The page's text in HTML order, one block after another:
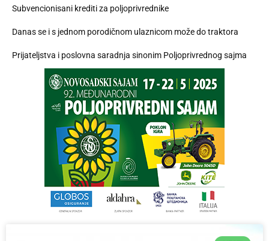
Subvencionisani krediti za poljoprivrednike
Danas se i s jednom porodičnom ulaznicom može do traktora
Prijateljstva i poslovna saradnja sinonim Poljoprivrednog sajma